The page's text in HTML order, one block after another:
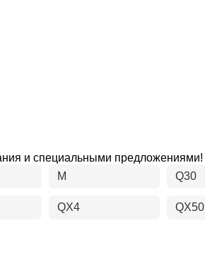
и специальными предложениями!
M Q30
QX4 QX50